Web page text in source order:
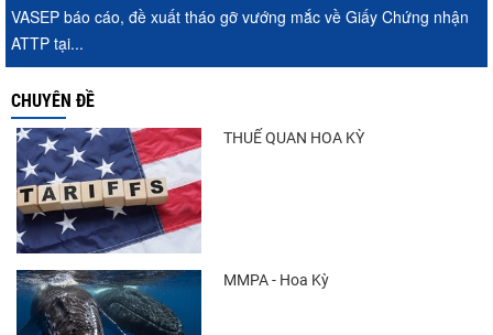
VASEP báo cáo, đề xuất tháo gỡ vướng mắc về Giấy Chứng nhận
ATTP tại...
CHUYÊN ĐỀ
THUẾ QUAN HOA KỲ
MMPA - Hoa Kỳ